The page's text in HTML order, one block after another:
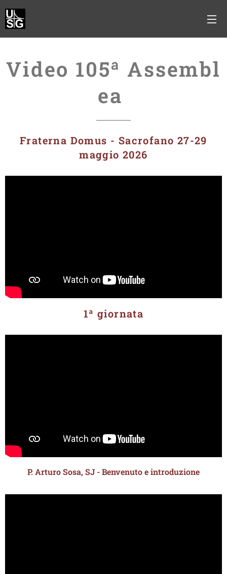
Video 105ª Assembl
ea
Fraterna Domus - Sacrofano 27-29
maggio 2026
1ª giornata
P. Arturo Sosa, SJ - Benvenuto e introduzione